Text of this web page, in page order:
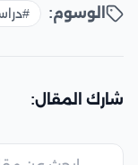
الوسوم:
شارك المقال: